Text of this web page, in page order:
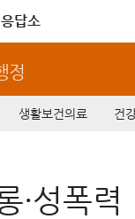
응답소
정
생활보건의료 건
·성폭력